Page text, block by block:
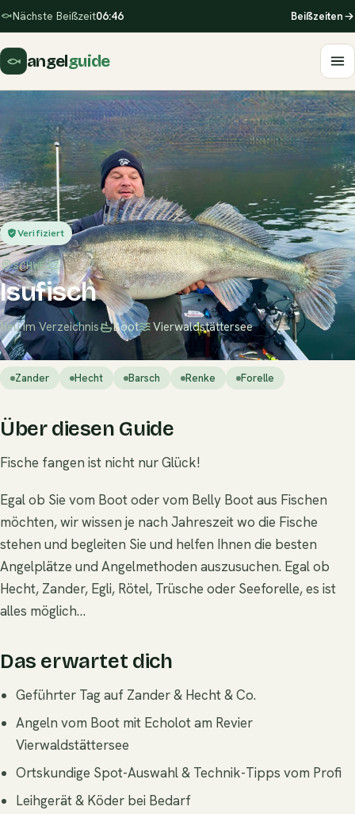
Nächste Beißzeit06:46 Beißzeiten
angelguide
Verifiziert
SCHWEIZ
Isufisch
Neu im Verzeichnis Boot Vierwaldstättersee
Zander Hecht Barsch Renke Forelle
Über diesen Guide
Fische fangen ist nicht nur Glück!
Egal ob Sie vom Boot oder vom Belly Boot aus Fischen
möchten, wir wissen je nach Jahreszeit wo die Fische
stehen und begleiten Sie und helfen Ihnen die besten
Angelplätze und Angelmethoden auszusuchen. Egal ob
Hecht, Zander, Egli, Rötel, Trüsche oder Seeforelle, es ist
alles möglich…
Das erwartet dich
Geführter Tag auf Zander & Hecht & Co.
Angeln vom Boot mit Echolot am Revier
Vierwaldstättersee
Ortskundige Spot-Auswahl & Technik-Tipps vom Profi
Leihgerät & Köder bei Bedarf